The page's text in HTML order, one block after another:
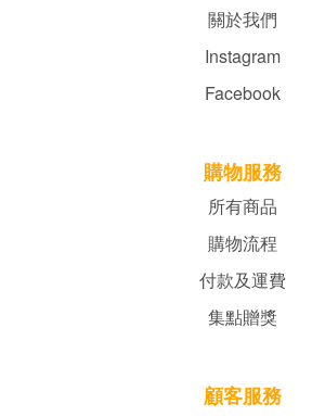
關於我們
Instagram
Facebook
購物服務
所有商品
購物流程
付款及運費
集點贈獎
顧客服務